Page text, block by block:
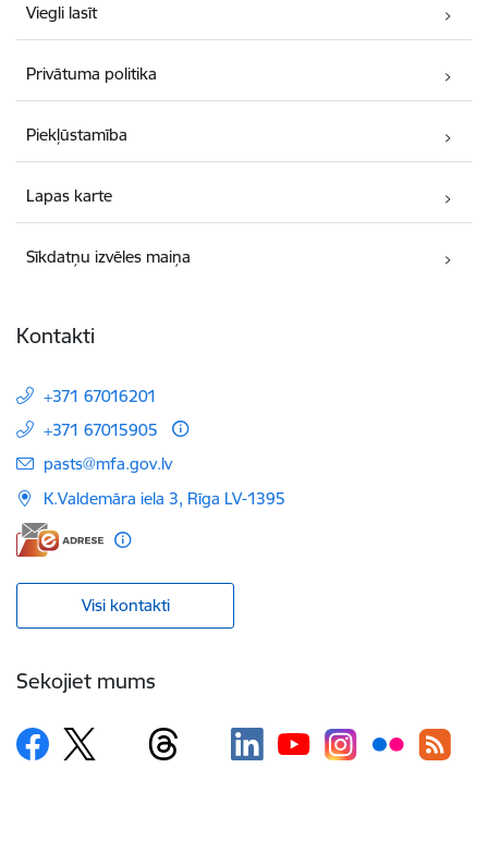
Viegli lasīt
Privātuma politika
Piekļūstamība
Lapas karte
Sīkdatņu izvēles maiņa
Kontakti
+371 67016201
+371 67015905
E-pasts:
pasts@mfa.gov.lv
K.Valdemāra iela 3, Rīga LV-1395
Visi kontakti
Sekojiet mums